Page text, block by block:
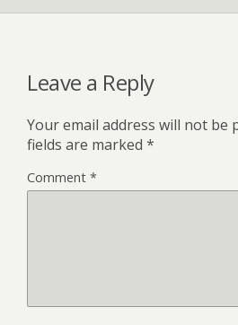
Leave a Reply
Your email address will not be
fields are marked *
Comment *